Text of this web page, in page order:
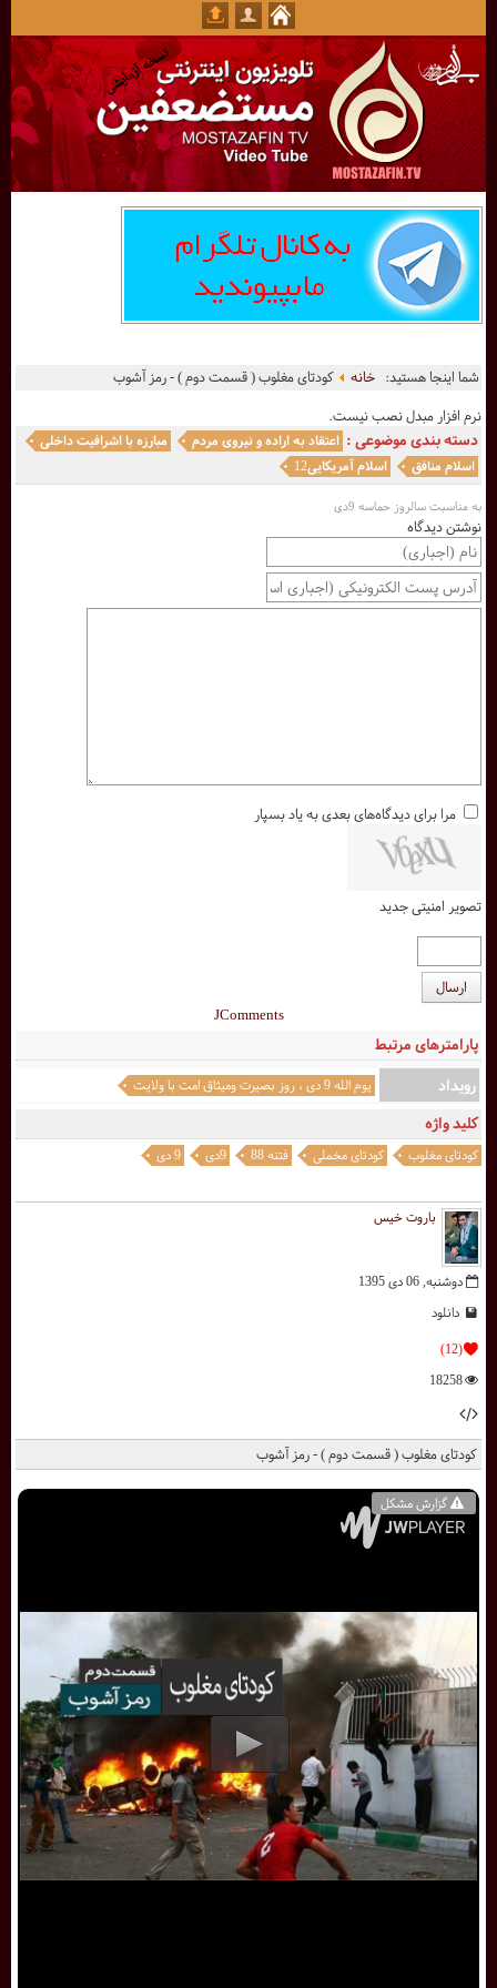
شما اینجا هستید:خانه
کودتای مغلوب ( قسمت دوم ) - رمز آشوب
نرم افزار مبدل نصب نیست.
دسته بندی موضوعی : اعتقاد به اراده و نیروی مردم
مبارزه با اشرافیت داخلی
اسلام منافق
اسلام آمریکایی12
به مناسبت سالروز حماسه 9دی
گزارش مشکل
کودتای مغلوب ( قسمت دوم ) - رمز آشوب
باروت خیس
دوشنبه, 06 دی 1395
دانلود
(12)
18258
کلید واژه
کودتای مغلوب کودتای مخملی فتنه 88 9دی 9 دی
پارامترهای مرتبط
رویداد
یوم الله 9 دی ، روز بصيرت وميثاق امت با ولايت
نوشتن دیدگاه
مرا برای دیدگاه‌های بعدی به یاد بسپار
تصویر امنیتی جدید
ارسال
JComments